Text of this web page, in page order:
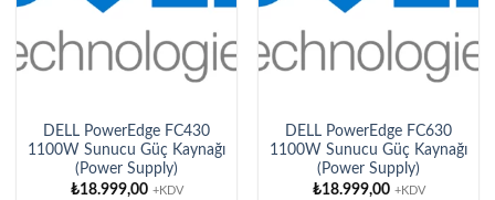
DELL PowerEdge FC430
1100W Sunucu Güç Kaynağı
(Power Supply)
₺18.999,00 +KDV
DELL PowerEdge FC630
1100W Sunucu Güç Kaynağı
(Power Supply)
₺18.999,00 +KDV